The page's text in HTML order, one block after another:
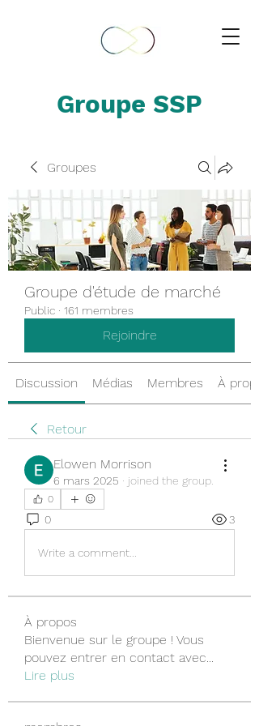
Groupe SSP
Groupes
Groupe d'étude de marché
Public · 161 membres
Rejoindre
Discussion Médias Membres À
Retour
Elowen Morrison
6 mars 2025 · joined the group.
0
0 3
Write a comment...
À propos
Bienvenue sur le groupe ! Vous
pouvez entrer en contact avec...
Lire plus